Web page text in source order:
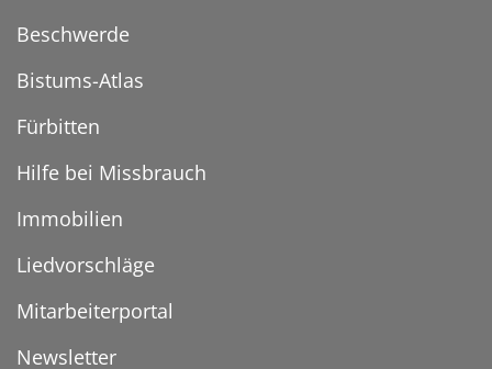
Beschwerde
Bistums-Atlas
Fürbitten
Hilfe bei Missbrauch
Immobilien
Liedvorschläge
Mitarbeiterportal
Newsletter